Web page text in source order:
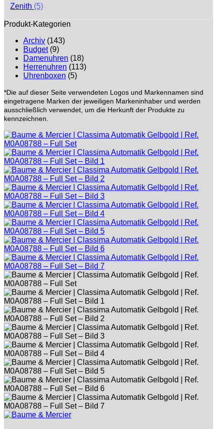
Zenith (5)
Produkt-Kategorien
Archiv (143)
Budget (9)
Damenuhren (18)
Herrenuhren (113)
Uhrenboxen (5)
*Die auf dieser Seite verwendeten Logos und Markennamen sind
eingetragene Marken der jeweiligen Markeninhaber und werden
ausschließlich verwendet, um die Herkunft der Produkte zu
kennzeichnen.